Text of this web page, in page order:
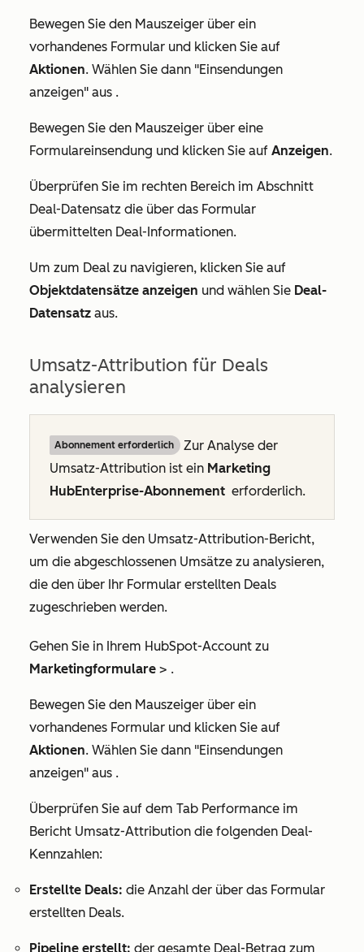
Bewegen Sie den Mauszeiger über ein
vorhandenes Formular und klicken Sie auf
Aktionen. Wählen Sie dann "Einsendungen
anzeigen" aus .
Bewegen Sie den Mauszeiger über eine
Formulareinsendung und klicken Sie auf Anzeigen.
Überprüfen Sie im rechten Bereich im Abschnitt
Deal-Datensatz die über das Formular
übermittelten Deal-Informationen.
Um zum Deal zu navigieren, klicken Sie auf
Objektdatensätze anzeigen und wählen Sie Deal-
Datensatz aus.
Umsatz-Attribution für Deals
analysieren
Abonnement erforderlich
Zur Analyse der
Umsatz-Attribution ist ein Marketing
HubEnterprise-Abonnement erforderlich.
Verwenden Sie den Umsatz-Attribution-Bericht,
um die abgeschlossenen Umsätze zu analysieren,
die den über Ihr Formular erstellten Deals
zugeschrieben werden.
Gehen Sie in Ihrem HubSpot-Account zu
Marketingformulare > .
Bewegen Sie den Mauszeiger über ein
vorhandenes Formular und klicken Sie auf
Aktionen. Wählen Sie dann "Einsendungen
anzeigen" aus .
Überprüfen Sie auf dem Tab Performance im
Bericht Umsatz-Attribution die folgenden Deal-
Kennzahlen:
Erstellte Deals: die Anzahl der über das Formular
erstellten Deals.
Pipeline erstellt: der gesamte Deal-Betrag zum